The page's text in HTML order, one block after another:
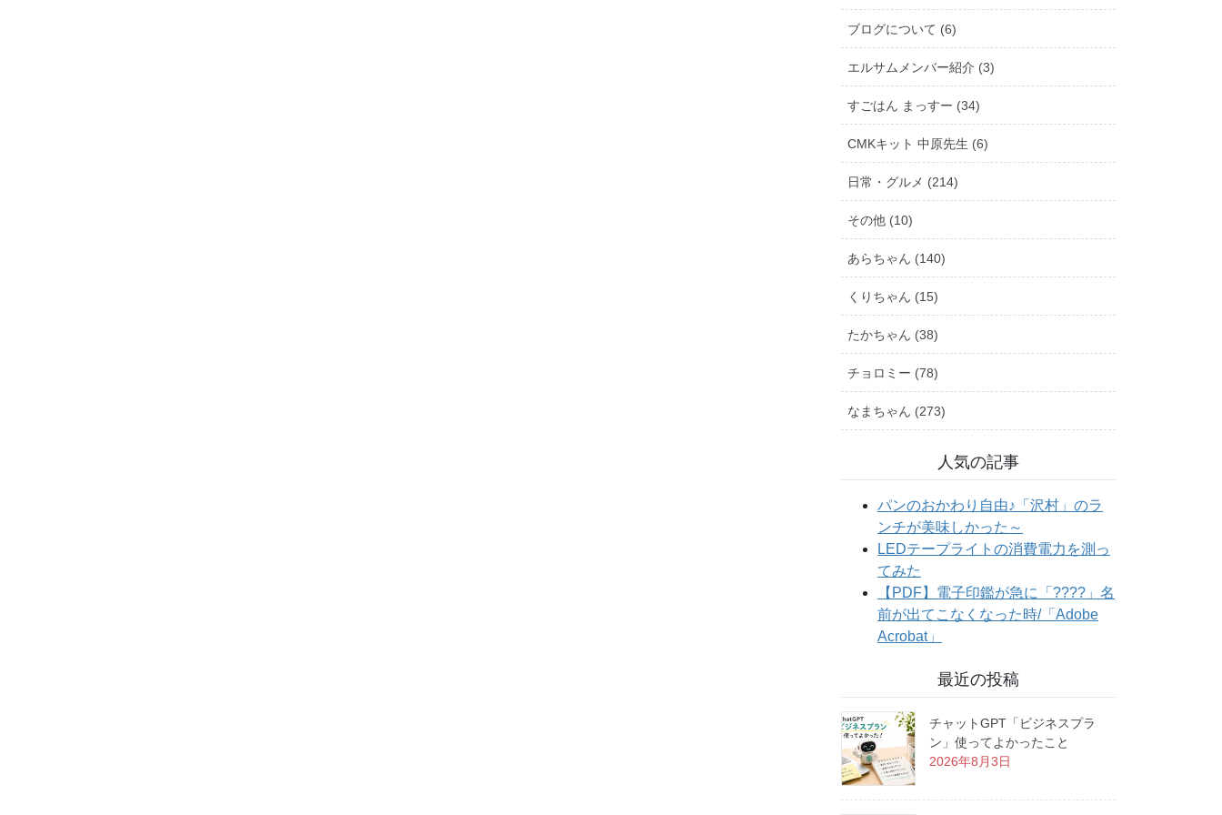
ブログについて (6)
エルサムメンバー紹介 (3)
すごはん まっすー (34)
CMKキット 中原先生 (6)
日常・グルメ (214)
その他 (10)
あらちゃん (140)
くりちゃん (15)
たかちゃん (38)
チョロミー (78)
なまちゃん (273)
人気の記事
最近の投稿
チャットGPT「ビジネスプラ
ン」使ってよかったこと
2026年8月3日